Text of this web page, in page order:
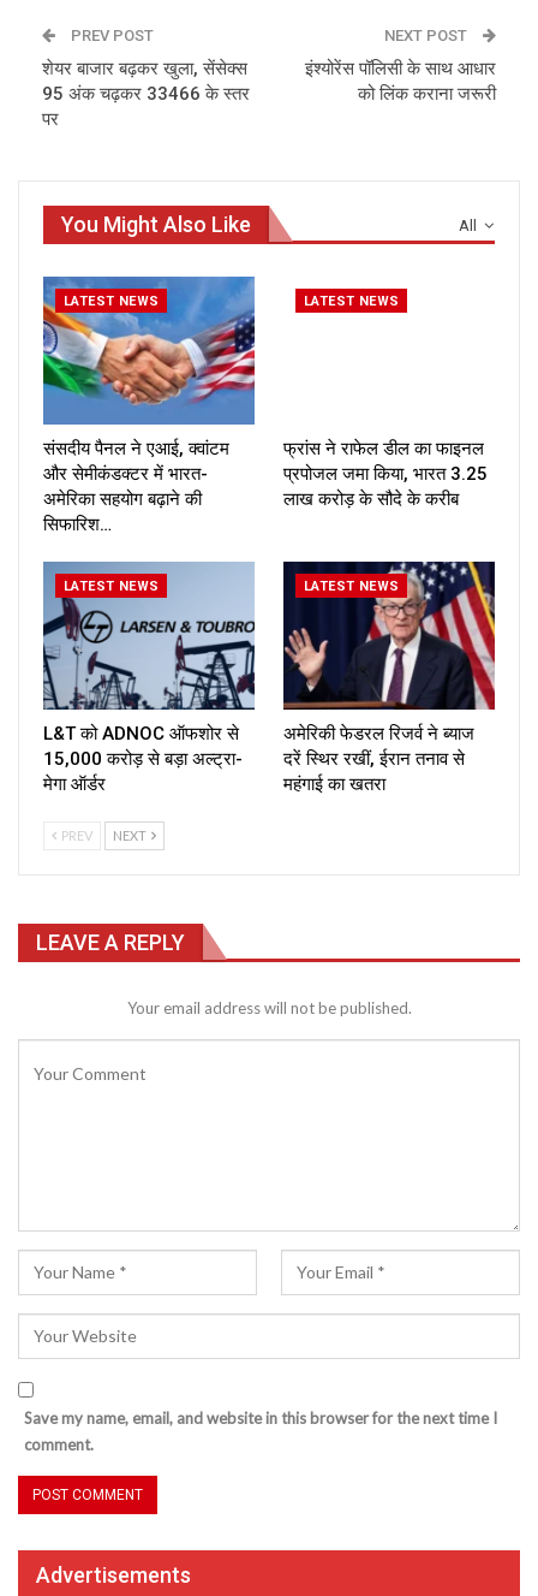
PREV POST
शेयर बाजार बढ़कर खुला, सेंसेक्स
95 अंक चढ़कर 33466 के स्तर
पर
NEXT POST
इंश्योरेंस पॉलिसी के साथ आधार
को लिंक कराना जरूरी
All
You Might Also Like
LATEST NEWS
संसदीय पैनल ने एआई, क्वांटम
और सेमीकंडक्टर में भारत-
अमेरिका सहयोग बढ़ाने की
सिफारिश…
LATEST NEWS
फ्रांस ने राफेल डील का फाइनल
प्रपोजल जमा किया, भारत ₹3.25
लाख करोड़ के सौदे के करीब
LATEST NEWS
L&T को ADNOC ऑफशोर से
₹15,000 करोड़ से बड़ा अल्ट्रा-
मेगा ऑर्डर
LATEST NEWS
अमेरिकी फेडरल रिजर्व ने ब्याज
दरें स्थिर रखीं, ईरान तनाव से
महंगाई का खतरा
PREV NEXT
LEAVE A REPLY
Your email address will not be published.
Save my name, email, and website in this browser for the next time I
comment.
Advertisements